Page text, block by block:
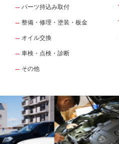
パーツ持込み取付
整備・修理・塗装・板金
オイル交換
車検・点検・診断
その他